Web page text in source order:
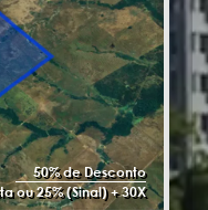
50% de Desconto
ou 25% (Sinal) + 30X